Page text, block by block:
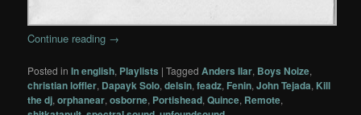
Continue reading →
Posted in In english, Playlists |Tagged Anders Ilar, Boys Noize,
christian loffler, Dapayk Solo,delsin,feadz, Fenin,John Tejada, Kill
the dj,orphanear,osborne, Portishead,Quince, Remote,